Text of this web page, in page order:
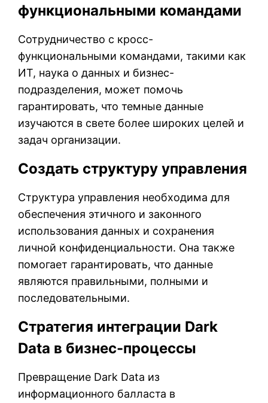
функциональными командами
Сотрудничество с кросс-
функциональными командами, такими как
ИТ, наука о данных и бизнес-
подразделения, может помочь
гарантировать, что темные данные
изучаются в свете более широких целей и
задач организации.
Создать структуру управления
Структура управления необходима для
обеспечения этичного и законного
использования данных и сохранения
личной конфиденциальности. Она также
помогает гарантировать, что данные
являются правильными, полными и
последовательными.
Стратегия интеграции Dark
Data в бизнес-процессы
Превращение Dark Data из
информационного балласта в